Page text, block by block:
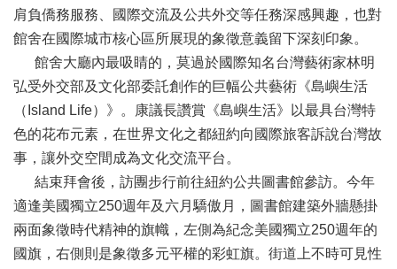
網
導
ENGLISH
影
音
隨
視
訊
系
統
肩負僑務服務、國際交流及公共外交等任務深感興趣，也對
館舍在國際城市核心區所展現的象徵意義留下深刻印象。
館舍大廳內最吸睛的，莫過於國際知名台灣藝術家林明
弘受外交部及文化部委託創作的巨幅公共藝術《島嶼生活
（Island Life）》。康議長讚賞《島嶼生活》以最具台灣特
色的花布元素，在世界文化之都紐約向國際旅客訴說台灣故
事，讓外交空間成為文化交流平台。
結束拜會後，訪團步行前往紐約公共圖書館參訪。今年
適逢美國獨立250週年及六月驕傲月，圖書館建築外牆懸掛
兩面象徵時代精神的旗幟，左側為紀念美國獨立250週年的
國旗，右側則是象徵多元平權的彩虹旗。街道上不時可見性